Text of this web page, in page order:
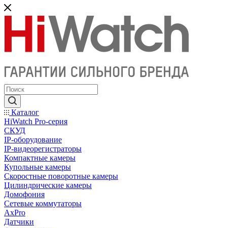
Каталог
HiWatch Pro-серия
CКУД
IP-оборудование
IP-видеорегистраторы
Компактные камеры
Купольные камеры
Скоростные поворотные камеры
Цилиндрические камеры
Домофония
Сетевые коммутаторы
AxPro
Датчики